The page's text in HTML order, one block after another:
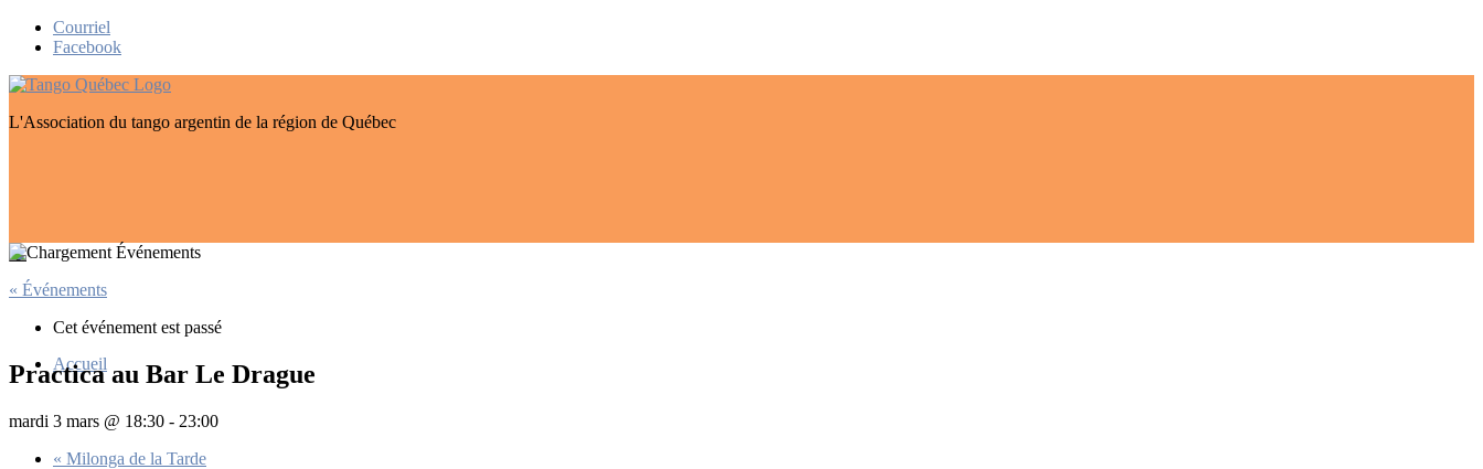
Skip
Courriel
Facebook
L'Association du tango argentin de la région de Québec
Accueil
« Événements
Cet événement est passé
Practica au Bar Le Drague
mardi 3 mars @ 18:30 - 23:00
« Milonga de la Tarde